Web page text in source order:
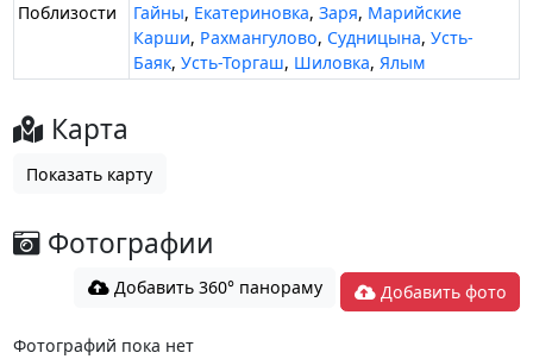
Поблизости Гайны, Екатериновка,Заря, Марийские
Карши, Рахмангулово, Судницына,Усть-
Баяк,Усть-Торгаш, Шиловка,Ялым
Карта
Показать карту
Фотографии
Добавить 360° панораму Добавить фото
Фотографий пока нет